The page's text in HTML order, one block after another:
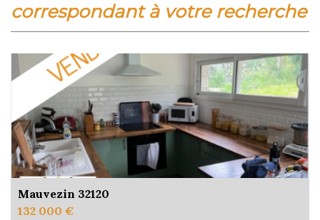
correspondant à votre recherche
Mauvezin 32120
132 000 €